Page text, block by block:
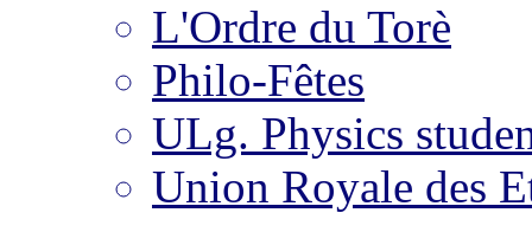
L'Ordre du Torè
Philo-Fêtes
ULg. Physics
Union Royale des